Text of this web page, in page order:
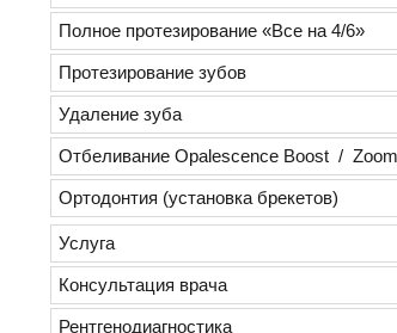
Полное протезирование «Все на 4/6»
Протезирование зубов
Удаление зуба
Отбеливание Opalescence Boost /
Ортодонтия (установка брекетов)
Услуга
Консультация врача
Рентгенодиагностика